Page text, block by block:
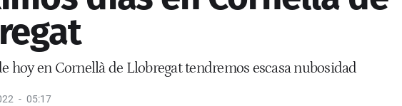
hoy en Cornellà de Llobregat tendremos escasa nubosidad
05:17